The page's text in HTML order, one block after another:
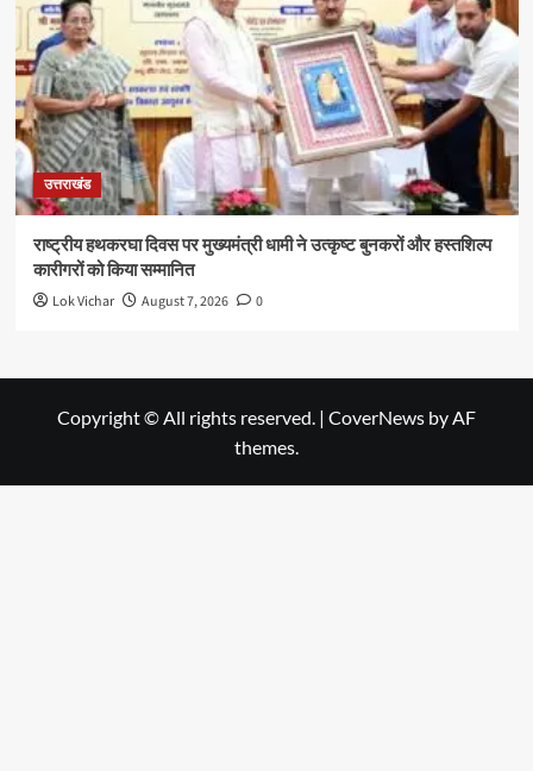
उत्तराखंड
राष्ट्रीय हथकरघा दिवस पर मुख्यमंत्री धामी ने उत्कृष्ट बुनकरों और हस्तशिल्प
कारीगरों को किया सम्मानित
Lok Vichar August 7, 2026 0
Copyright © All rights reserved. | CoverNews by AF
themes.